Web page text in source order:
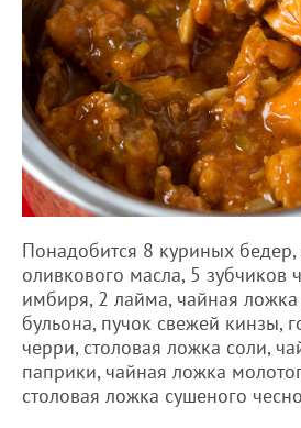
Понадобится 8 куриных
оливкового масла, 5 зубчиков
имбиря, 2 лайма, чайная
бульона, пучок свежей кинзы,
черри, столовая ложка соли,
паприки, чайная ложка
столовая ложка сушеного